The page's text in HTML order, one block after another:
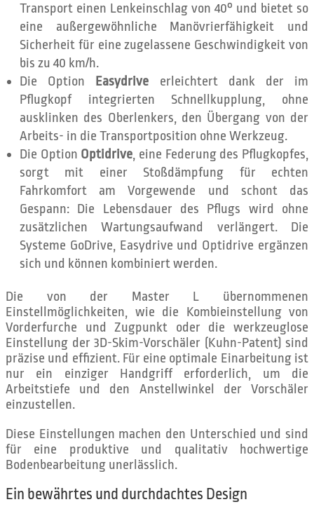
Transport einen Lenkeinschlag von 40° und bietet so
eine außergewöhnliche Manövrierfähigkeit und
Sicherheit für eine zugelassene Geschwindigkeit von
bis zu 40 km/h.
Die Option Easydrive erleichtert dank der im
Pflugkopf integrierten Schnellkupplung, ohne
ausklinken des Oberlenkers, den Übergang von der
Arbeits- in die Transportposition ohne Werkzeug.
Die Option Optidrive, eine Federung des Pflugkopfes,
sorgt mit einer Stoßdämpfung für echten
Fahrkomfort am Vorgewende und schont das
Gespann: Die Lebensdauer des Pflugs wird ohne
zusätzlichen Wartungsaufwand verlängert. Die
Systeme GoDrive, Easydrive und Optidrive ergänzen
sich und können kombiniert werden.
Die von der Master L übernommenen
Einstellmöglichkeiten, wie die Kombieinstellung von
Vorderfurche und Zugpunkt oder die werkzeuglose
Einstellung der 3D-Skim-Vorschäler (Kuhn-Patent) sind
präzise und effizient. Für eine optimale Einarbeitung ist
nur ein einziger Handgriff erforderlich, um die
Arbeitstiefe und den Anstellwinkel der Vorschäler
einzustellen.
Diese Einstellungen machen den Unterschied und sind
für eine produktive und qualitativ hochwertige
Bodenbearbeitung unerlässlich.
Ein bewährtes und durchdachtes Design